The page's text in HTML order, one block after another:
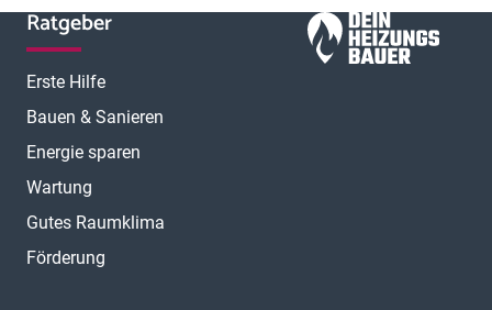
Ratgeber
Erste Hilfe
Bauen & Sanieren
Energie sparen
Wartung
Gutes Raumklima
Förderung